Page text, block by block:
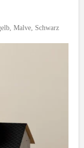
Malve, Schwarz